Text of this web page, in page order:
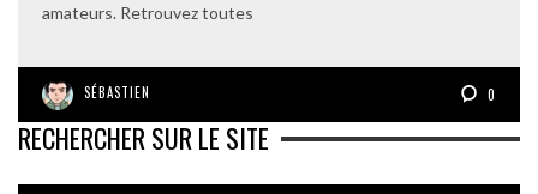
amateurs. Retrouvez toutes
SÉBASTIEN 0
RECHERCHER SUR LE SITE